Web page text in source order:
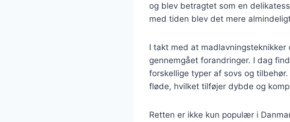
og blev betragtet som en
med tiden blev det mere
I takt med at
gennemgået forandringer. I dag
forskellige typer af sovs og
fløde, hvilket tilføjer dybde og
Retten er ikke kun populær i